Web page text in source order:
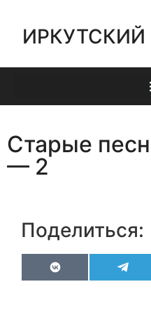
Старые
— 2
Поделиться:
VK